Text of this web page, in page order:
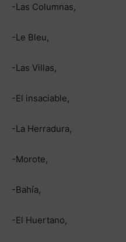
-Las Columnas,
-Le Bleu,
-Las Villas,
-El insaciable,
-La Herradura,
-Morote,
-Bahía,
-El Huertano,